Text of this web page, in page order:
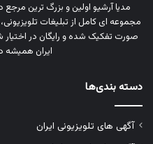
مدیا آرشیو اولین و بزرگ‌ ترین مرجع
مجموعه‌ ای کامل از تبلیغات
صورت تفکیک‌ شده و رایگان در اختیار
ایران
دسته بندی‌ها
آگهی های تلویزیونی ایران